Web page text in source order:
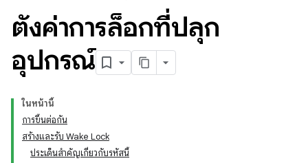
ตั้งค่าการล็อกที่ปลุก
อุปกรณ์
ในหน้านี้
การขึ้นต่อกัน
สร้างและรับ Wake Lock
ประเด็นสำคัญเกี่ยวกับรหัสนี้